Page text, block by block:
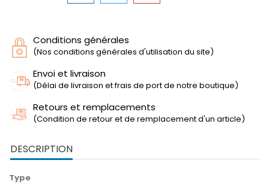
Conditions générales
(Nos conditions générales d'utilisation du site)
Envoi et livraison
(Délai de livraison et frais de port de notre boutique)
Retours et remplacements
(Condition de retour et de remplacement d'un article)
DESCRIPTION
Type